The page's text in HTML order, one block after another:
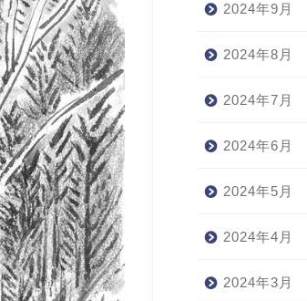
2024年9月
2024年8月
2024年7月
2024年6月
2024年5月
2024年4月
2024年3月